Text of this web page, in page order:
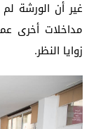
غير أن الورشة
مداخلات أخرى
زوايا النظر.